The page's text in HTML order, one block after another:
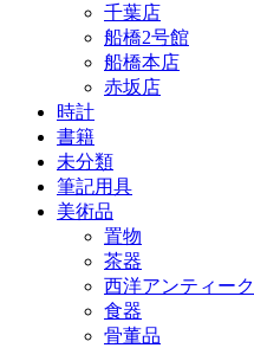
千葉店
船橋2号館
船橋本店
赤坂店
時計
書籍
未分類
筆記用具
美術品
置物
茶器
西洋アンティーク
食器
骨董品